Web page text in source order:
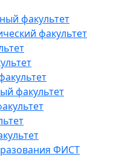
факультет
факультет
факультет
ФИСТ